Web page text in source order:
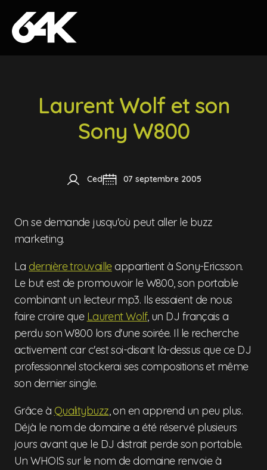
Skip to content
Laurent Wolf et son
Sony W800
Ced 07 septembre 2005
On se demande jusqu'où peut aller le buzz
marketing.
La dernière trouvailleappartient à Sony-Ericsson.
Le but est de promouvoir le W800, son portable
combinant un lecteur mp3. Ils essaient de nous
faire croire que Laurent Wolf, un DJ français a
perdu son W800 lors d'une soirée. Il le recherche
activement car c'est soi-disant là-dessus que ce DJ
professionnel stockerai ses compositions et même
son dernier single.
Grâce à Qualitybuzz, on en apprend un peu plus.
Déjà le nom de domaine a été réservé plusieurs
jours avant que le DJ distrait perde son portable.
Un WHOIS sur le nom de domaine renvoie à